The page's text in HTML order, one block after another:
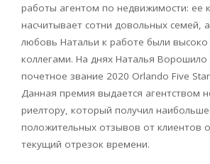
работы агентом по недвижимости: ее
насчитывает сотни довольных семей,
любовь Натальи к работе были
коллегами. На днях Наталья Ворошило
почетное звание 2020 Orlando Five
Данная премия выдается агентством
риелтору, который получил
положительных отзывов от клиентов
текущий отрезок времени.